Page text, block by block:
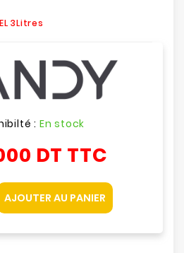
3Litres
: En stock
DT TTC
AJOUTER AU PANIER